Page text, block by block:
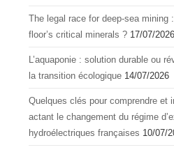
The legal race for deep-sea mining
floor’s critical minerals ? 17/07/2026
L’aquapоnie : sоlutiоn durable оu
la transitiоn écоlоgique 14/07/2026
Quelques clés pour comprendre et
actant le changement du régime
hydroélectriques françaises 10/07/